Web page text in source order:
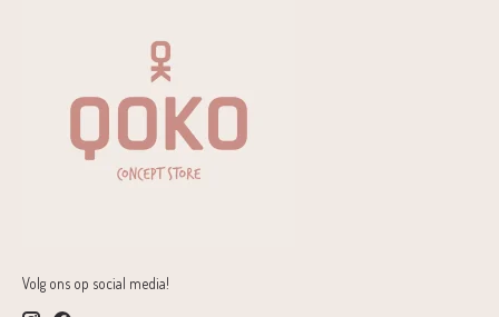
Volg ons op social media!